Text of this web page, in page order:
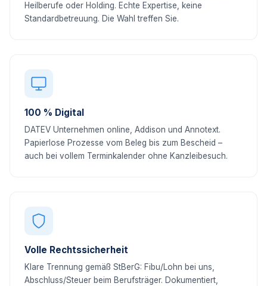
Heilberufe oder Holding. Echte Expertise, keine
Standardbetreuung. Die Wahl treffen Sie.
100 % Digital
DATEV Unternehmen online, Addison und Annotext.
Papierlose Prozesse vom Beleg bis zum Bescheid –
auch bei vollem Terminkalender ohne Kanzleibesuch.
Volle Rechtssicherheit
Klare Trennung gemäß StBerG: Fibu/Lohn bei uns,
Abschluss/Steuer beim Berufsträger. Dokumentiert,